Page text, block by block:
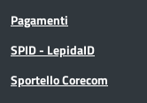
Pagamenti
SPID - LepidaID
Sportello Corecom